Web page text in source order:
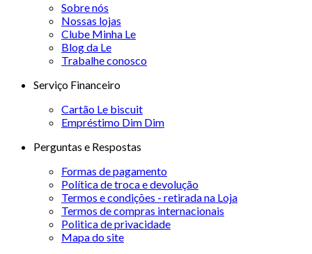
Sobre nós
Nossas lojas
Clube Minha Le
Blog da Le
Trabalhe conosco
Serviço Financeiro
Cartão Le biscuit
Empréstimo Dim Dim
Perguntas e Respostas
Formas de pagamento
Política de troca e devolução
Termos e condições - retirada na Loja
Termos de compras internacionais
Politica de privacidade
Mapa do site